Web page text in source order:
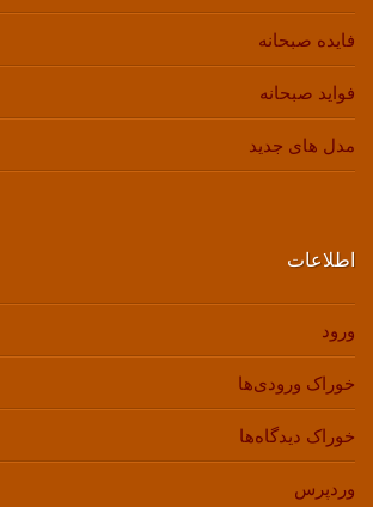
فایده صبحانه
فواید صبحانه
مدل های جدید
اطلاعات
ورود
خوراک ورودی‌ها
خوراک دیدگاه‌ها
وردپرس